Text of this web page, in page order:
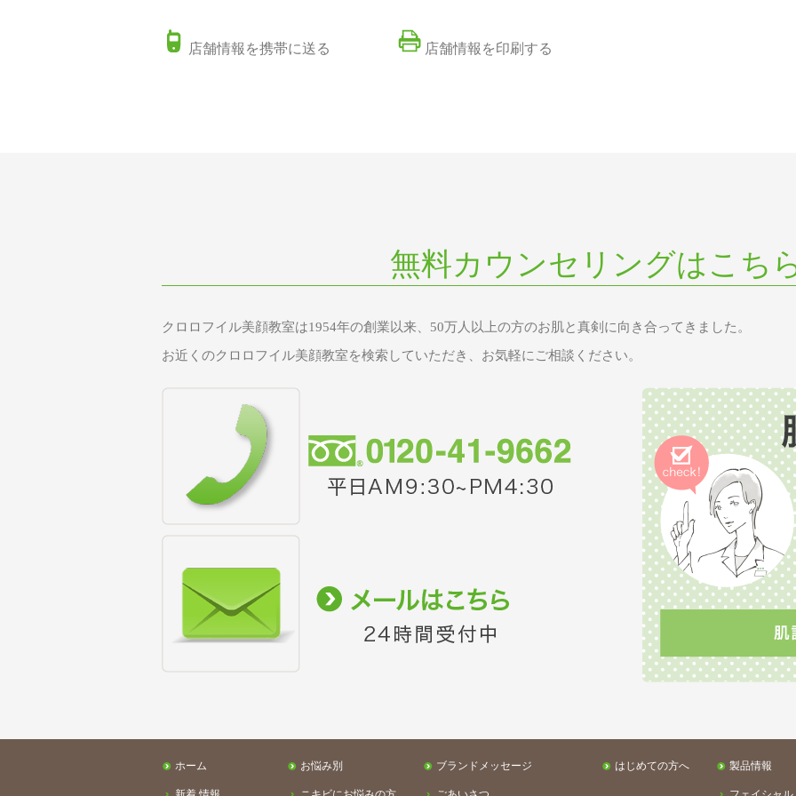
店舗情報を携帯に送る 店舗情報を印刷する
無料カウンセリングはこち
クロロフイル美顔教室は1954年の創業以来、50万人以上の方のお肌と真剣に向き合ってきました。
お近くのクロロフイル美顔教室を検索していただき、お気軽にご相談ください。
ホーム お悩み別 ブランドメッセージ はじめての方へ 製品情報